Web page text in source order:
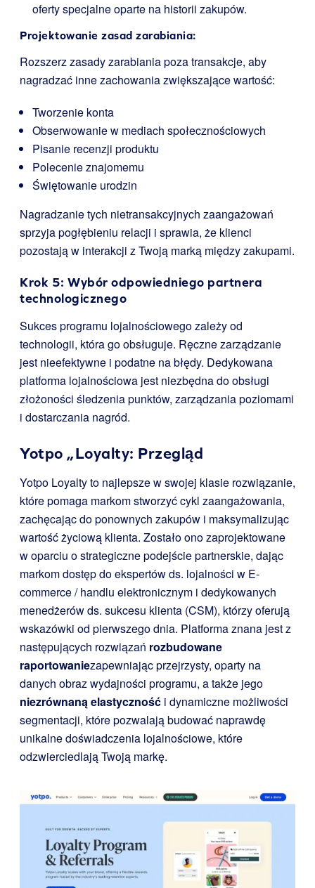
oferty specjalne oparte na historii zakupów.
Projektowanie zasad zarabiania:
Rozszerz zasady zarabiania poza transakcje, aby
nagradzać inne zachowania zwiększające wartość:
Tworzenie konta
Obserwowanie w mediach społecznościowych
Pisanie recenzji produktu
Polecenie znajomemu
Świętowanie urodzin
Nagradzanie tych nietransakcyjnych zaangażowań
sprzyja pogłębieniu relacji i sprawia, że klienci
pozostają w interakcji z Twoją marką między zakupami.
Krok 5: Wybór odpowiedniego partnera
technologicznego
Sukces programu lojalnościowego zależy od
technologii, która go obsługuje. Ręczne zarządzanie
jest nieefektywne i podatne na błędy. Dedykowana
platforma lojalnościowa jest niezbędna do obsługi
złożoności śledzenia punktów, zarządzania poziomami
i dostarczania nagród.
Yotpo „Loyalty: Przegląd
Yotpo Loyalty to najlepsze w swojej klasie rozwiązanie,
które pomaga markom stworzyć cykl zaangażowania,
zachęcając do ponownych zakupów i maksymalizując
wartość życiową klienta. Zostało ono zaprojektowane
w oparciu o strategiczne podejście partnerskie, dając
markom dostęp do ekspertów ds. lojalności w E-
commerce / handlu elektronicznym i dedykowanych
menedżerów ds. sukcesu klienta (CSM), którzy oferują
wskazówki od pierwszego dnia. Platforma znana jest z
następujących rozwiązań rozbudowane
raportowaniezapewniając przejrzysty, oparty na
danych obraz wydajności programu, a także jego
niezrównaną elastyczność i dynamiczne możliwości
segmentacji, które pozwalają budować naprawdę
unikalne doświadczenia lojalnościowe, które
odzwierciedlają Twoją markę.